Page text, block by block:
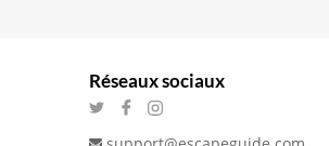
Réseaux sociaux